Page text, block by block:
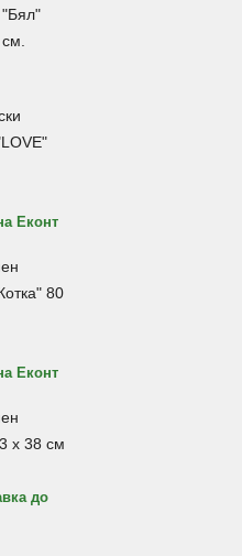
Еконт
80
Еконт
х 38 см
до